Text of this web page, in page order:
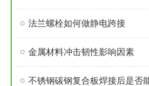
法兰螺栓如何做静电跨接
金属材料冲击韧性影响因素
不锈钢碳钢复合板焊接后是否